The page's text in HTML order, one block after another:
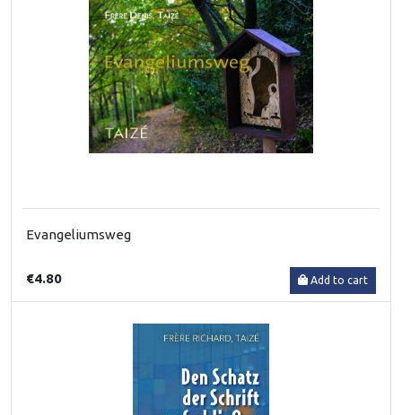
Evangeliumsweg
€4.80 Add to cart